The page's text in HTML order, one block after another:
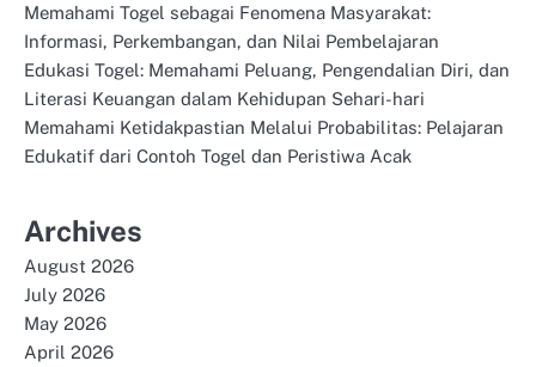
Memahami Togel sebagai Fenomena Masyarakat:
Informasi, Perkembangan, dan Nilai Pembelajaran
Edukasi Togel: Memahami Peluang, Pengendalian Diri, dan
Literasi Keuangan dalam Kehidupan Sehari-hari
Memahami Ketidakpastian Melalui Probabilitas: Pelajaran
Edukatif dari Contoh Togel dan Peristiwa Acak
Archives
August 2026
July 2026
May 2026
April 2026